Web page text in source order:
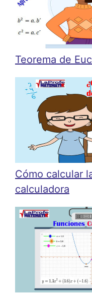
Teorema de
Cómo calcular
calculadora